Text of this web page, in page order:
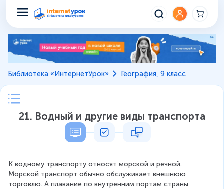
Библиотека «ИнтернетУрок» География, 9 класс
21. Водный и другие виды транспорта
К водному транспорту относят морской и речной.
Морской транспорт обычно обслуживает внешнюю
торговлю. А плавание по внутренним портам страны